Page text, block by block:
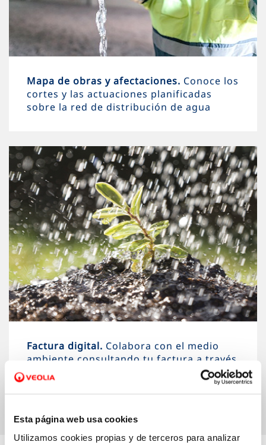
Esta página web usa cookies
Utilizamos cookies propias y de terceros para analizar
Mapa de obras y afectaciones. Conoce los
cortes y las actuaciones planificadas
sobre la red de distribución de agua
Factura digital. Colabora con el medio
ambiente consultando tu factura a través
de la web